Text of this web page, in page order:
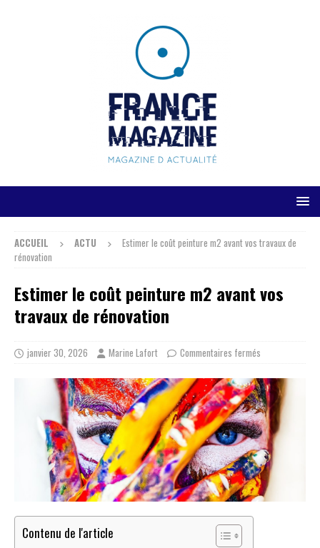
ACCUEIL ACTU
Estimer le coût peinture m2 avant vos travaux de
rénovation
Estimer le coût peinture m2 avant vos
travaux de rénovation
janvier 30, 2026 Marine Lafort Commentaires fermés
Contenu de l'article